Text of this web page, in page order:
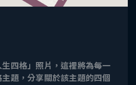
四格」照片，這裡將為每一
題，分享關於該主題的四個